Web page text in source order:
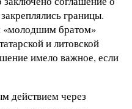
границы.
«молодшим братом»
и литовской
имело важное, если
действием через